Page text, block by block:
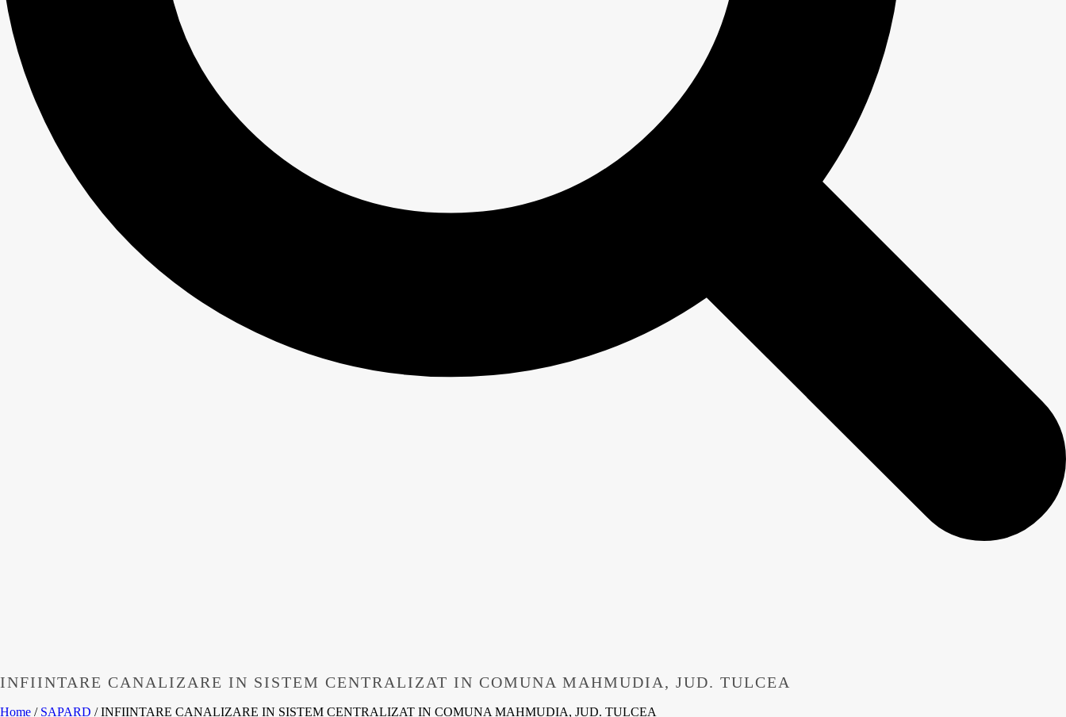
INFIINTARE CANALIZARE IN SISTEM CENTRALIZAT IN COMUNA MAHMUDIA, JUD. TULCEA
Home / SAPARD / INFIINTARE CANALIZARE IN SISTEM CENTRALIZAT IN COMUNA MAHMUDIA, JUD. TULCEA